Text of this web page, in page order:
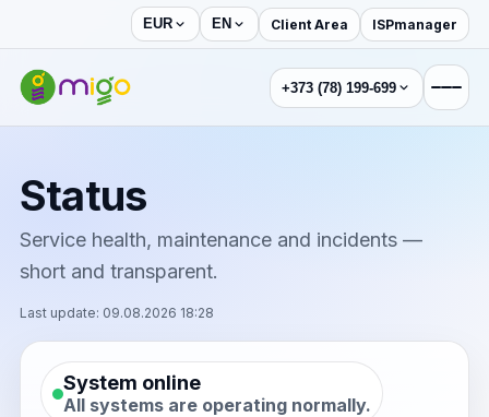
EUR EN Client Area ISPmanager
+373 (78) 199-699
Status
Service health, maintenance and incidents —
short and transparent.
Last update: 09.08.2026 18:28
System online
All systems are operating normally.